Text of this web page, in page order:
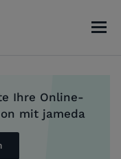
Ihre Online-
mit jameda